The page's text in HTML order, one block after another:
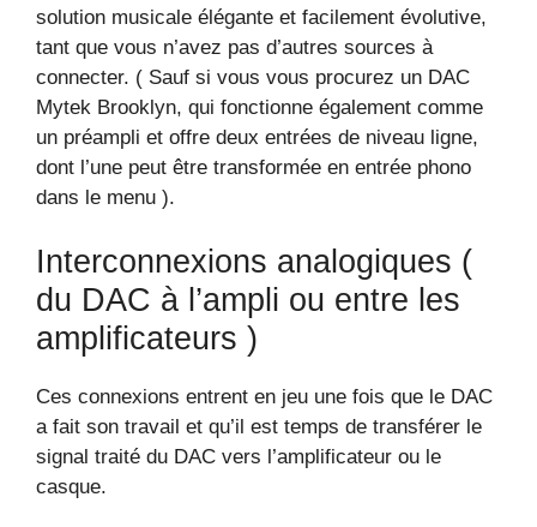
solution musicale élégante et facilement évolutive,
tant que vous n’avez pas d’autres sources à
connecter. ( Sauf si vous vous procurez un DAC
Mytek Brooklyn, qui fonctionne également comme
un préampli et offre deux entrées de niveau ligne,
dont l’une peut être transformée en entrée phono
dans le menu ).
Interconnexions analogiques (
du DAC à l’ampli ou entre les
amplificateurs )
Ces connexions entrent en jeu une fois que le DAC
a fait son travail et qu’il est temps de transférer le
signal traité du DAC vers l’amplificateur ou le
casque.